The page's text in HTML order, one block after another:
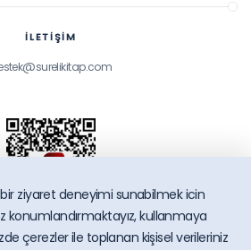
İLETİŞİM
ziyaret deneyimi sunabilmek icin
konumlandırmaktayız, kullanmaya
çerezler ile toplanan kişisel verileriniz